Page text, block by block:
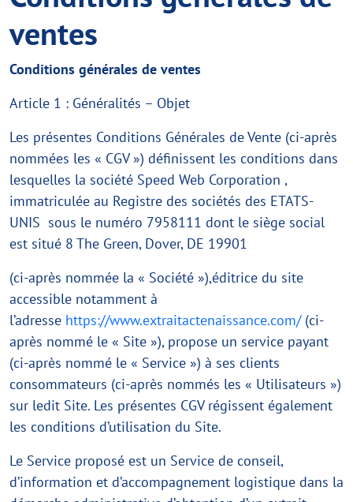
ventes
Conditions générales de ventes
Article 1 : Généralités – Objet
Les présentes Conditions Générales de Vente (ci-après
nommées les « CGV ») définissent les conditions dans
lesquelles la société Speed Web Corporation ,
immatriculée au Registre des sociétés des ETATS-
UNIS sous le numéro 7958111 dont le siège social
est situé 8 The Green, Dover, DE 19901
(ci-après nommée la « Société »),éditrice du site
accessible notamment à
l’adresse https://www.extraitactenaissance.com/(ci-
après nommé le « Site »), propose un service payant
(ci-après nommé le « Service ») à ses clients
consommateurs (ci-après nommés les « Utilisateurs »)
sur ledit Site. Les présentes CGV régissent également
les conditions d’utilisation du Site.
Le Service proposé est un Service de conseil,
d’information et d’accompagnement logistique dans la